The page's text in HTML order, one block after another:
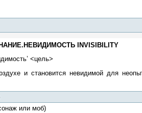
INVISIBILITY
<цель>
и становится невидимой для
или моб)